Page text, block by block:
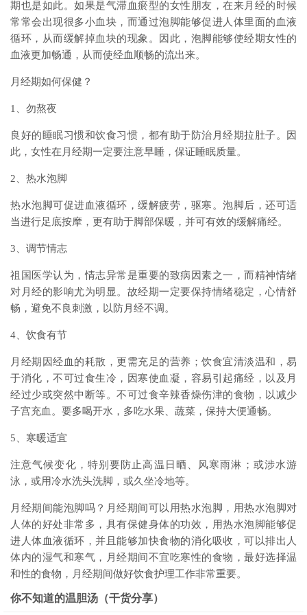
期也是如此。如果是气滞血瘀型的女性朋友，在来月经的时候
常常会出现很多小血块，而通过泡脚能够促进人体里面的血液
循环，从而缓解掉血块的现象。因此，泡脚能够使经期女性的
血液更加畅通，从而使经血顺畅的流出来。
月经期如何保健？
1、勿熬夜
良好的睡眠习惯和饮食习惯，都有助于防治月经期拉肚子。因
此，女性在月经期一定要注意早睡，保证睡眠质量。
2、热水泡脚
热水泡脚可促进血液循环，缓解疲劳，驱寒。泡脚后，还可适
当进行足底按摩，更有助于脚部保暖，并可有效的缓解痛经。
3、调节情志
祖国医学认为，情志异常是重要的致病因素之一，而精神情绪
对月经的影响尤为明显。故经期一定要保持情绪稳定，心情舒
畅，避免不良刺激，以防月经不调。
4、饮食有节
月经期因经血的耗散，更需充足的营养；饮食宜清淡温和，易
于消化，不可过食生冷，因寒使血凝，容易引起痛经，以及月
经过少或突然中断等。不可过食辛辣香燥伤津的食物，以减少
子宫充血。要多喝开水，多吃水果、蔬菜，保持大便通畅。
5、寒暖适宜
注意气候变化，特别要防止高温日晒、风寒雨淋；或涉水游
泳，或用冷水洗头洗脚，或久坐冷地等。
月经期间能泡脚吗？月经期间可以用热水泡脚，用热水泡脚对
人体的好处非常多，具有保健身体的功效，用热水泡脚能够促
进人体血液循环，并且能够加快食物的消化吸收，可以排出人
体内的湿气和寒气，月经期间不宜吃寒性的食物，最好选择温
和性的食物，月经期间做好饮食护理工作非常重要。
你不知道的温胆汤（干货分享）